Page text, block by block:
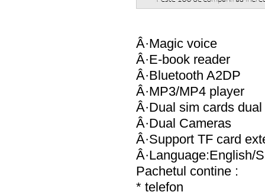
Â·Magic voice
Â·E-book reader
Â·Bluetooth A2DP
Â·MP3/MP4 player
Â·Dual sim cards
Â·Dual Cameras
Â·Support TF card
Â·Language:English/
Pachetul contine :
* telefon